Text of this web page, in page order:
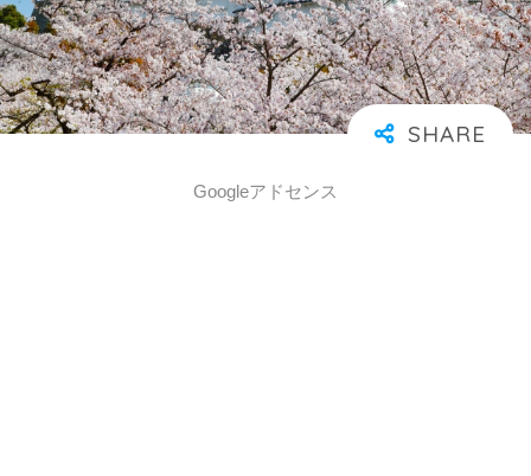
Googleアドセンス